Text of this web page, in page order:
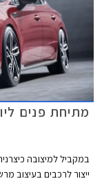
מתיחת פנים
במקביל למיצובה
ייצור לרכבים בעיצוב